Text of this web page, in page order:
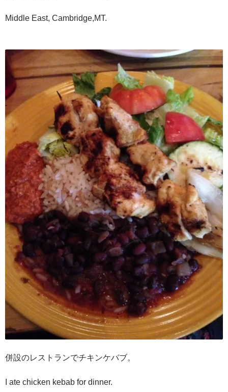
Middle East, Cambridge,MT.
併設のレストランでチキンケバブ。
I ate chicken kebab for dinner.